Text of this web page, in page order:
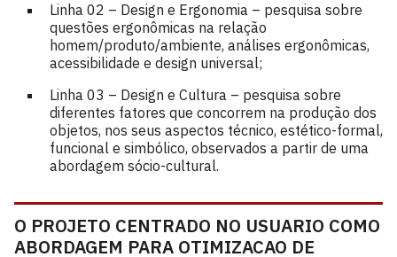
Linha 02 – Design e Ergonomia – pesquisa sobre
questões ergonômicas na relação
homem/produto/ambiente, análises ergonômicas,
acessibilidade e design universal;
Linha 03 – Design e Cultura – pesquisa sobre
diferentes fatores que concorrem na produção dos
objetos, nos seus aspectos técnico, estético-formal,
funcional e simbólico, observados a partir de uma
abordagem sócio-cultural.
O PROJETO CENTRADO NO USUARIO COMO
ABORDAGEM PARA OTIMIZACAO DE